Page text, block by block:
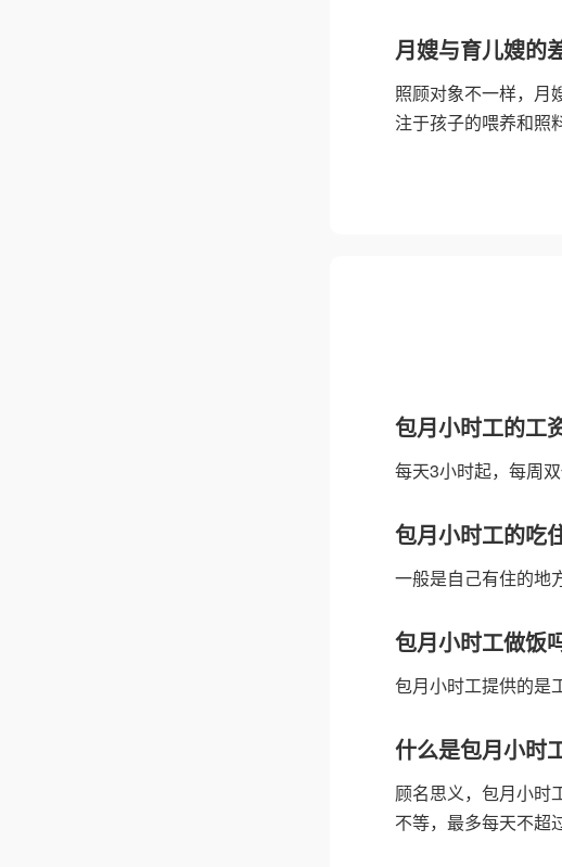
月嫂与育儿嫂的
照顾对象不一样，月
注于孩子的喂养和照
包月小时工的工
每天3小时起，每周
包月小时工的吃
一般是自己有住的地
包月小时工做饭
包月小时工提供的是
什么是包月小时
顾名思义，包月小时
不等，最多每天不超